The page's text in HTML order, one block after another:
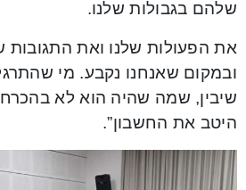
שלהם בגבולות שלנו.
את הפעולות שלנו ואת התגובות
ובמקום שאנחנו נקבע. מי
שיבין, שמה שהיה הוא לא
היטב את החשבון”.